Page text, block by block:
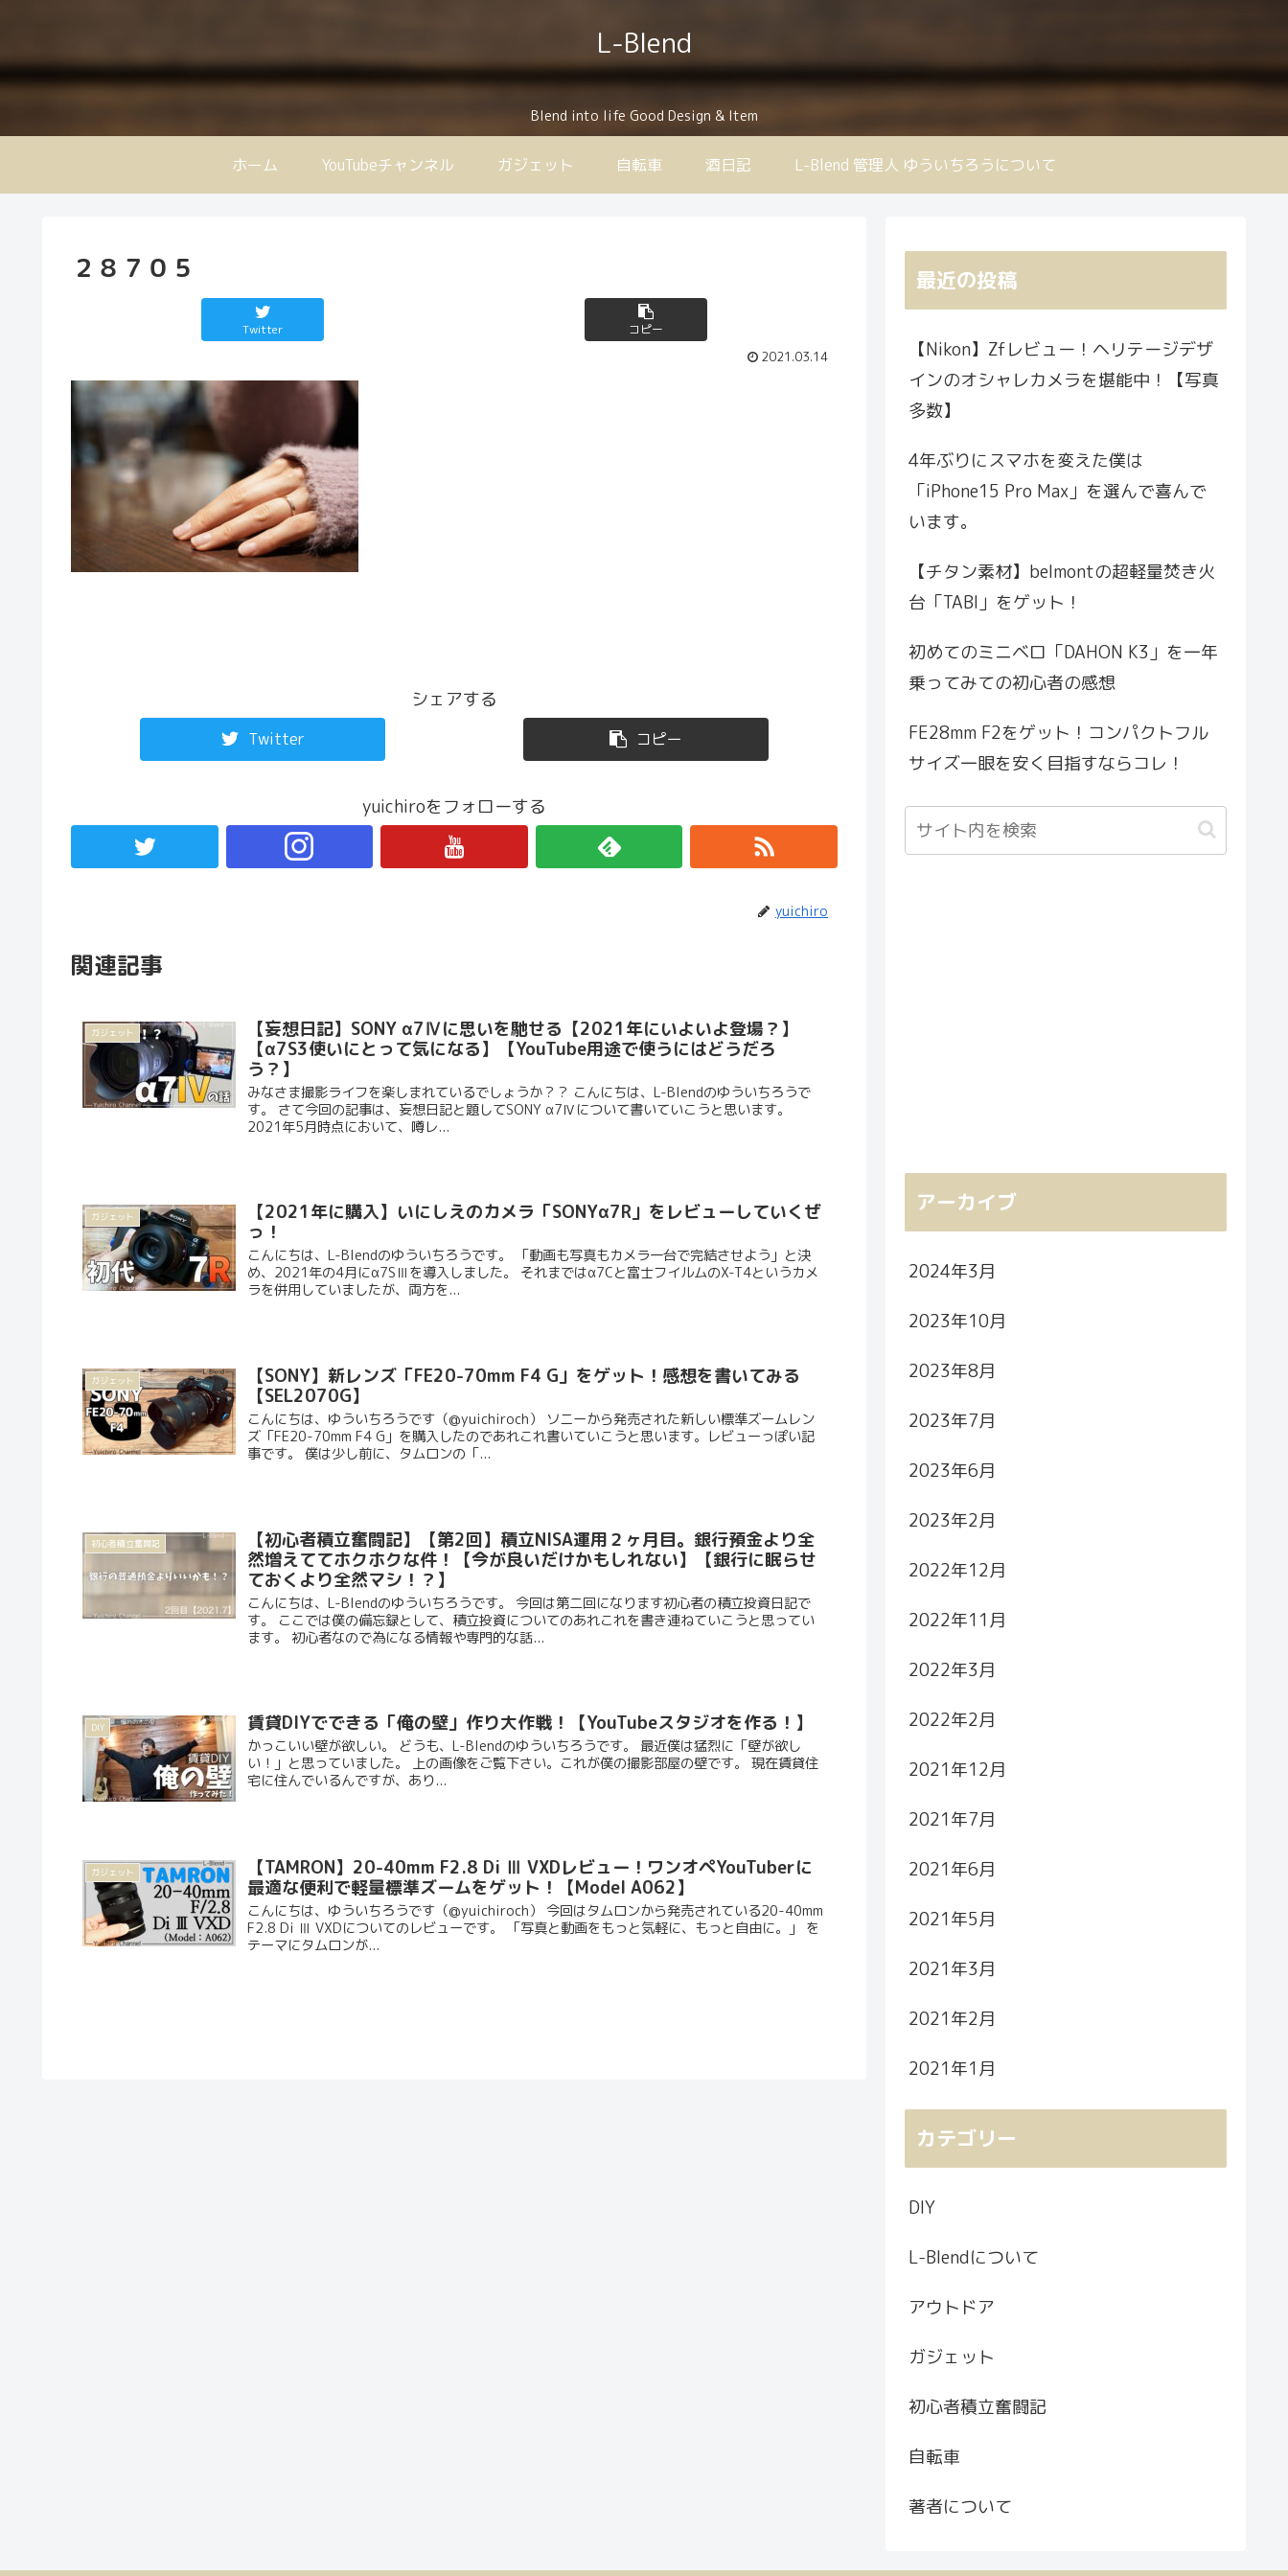
L-Blend
Blend into life Good Design & Item
ホーム YouTubeチャンネル ガジェット 自転車 酒日記 L-Blend 管理人 ゆういちろうについて
２８７０５
Twitter コピー
2021.03.14
シェアする
Twitter コピー
yuichiroをフォローする
yuichiro
関連記事
ガジェット
【妄想日記】SONY α7Ⅳに思いを馳せる【2021年にいよいよ登場？】
【α7S3使いにとって気になる】【YouTube用途で使うにはどうだろ
う？】
みなさま撮影ライフを楽しまれているでしょうか？？ こんにちは、L-Blendのゆういちろうで
す。 さて今回の記事は、妄想日記と題してSONY α7Ⅳについて書いていこうと思います。
2021年5月時点において、噂レ...
ガジェット
【2021年に購入】いにしえのカメラ「SONYα7R」をレビューしていくぜ
っ！
こんにちは、L-Blendのゆういちろうです。 「動画も写真もカメラ一台で完結させよう」と決
め、2021年の4月にα7SⅢを導入しました。 それまではα7Cと富士フイルムのX-T4というカメ
ラを併用していましたが、両方を...
ガジェット
【SONY】新レンズ「FE20-70mm F4 G」をゲット！感想を書いてみる
【SEL2070G】
こんにちは、ゆういちろうです（@yuichiroch） ソニーから発売された新しい標準ズームレン
ズ「FE20-70mm F4 G」を購入したのであれこれ書いていこうと思います。レビューっぽい記
事です。 僕は少し前に、タムロンの「...
初心者積立奮闘記
【初心者積立奮闘記】【第2回】積立NISA運用２ヶ月目。銀行預金より全
然増えててホクホクな件！【今が良いだけかもしれない】【銀行に眠らせ
ておくより全然マシ！？】
こんにちは、L-Blendのゆういちろうです。 今回は第二回になります初心者の積立投資日記で
す。 ここでは僕の備忘録として、積立投資についてのあれこれを書き連ねていこうと思ってい
ます。 初心者なので為になる情報や専門的な話...
DIY 賃貸DIYでできる「俺の壁」作り大作戦！【YouTubeスタジオを作る！】
かっこいい壁が欲しい。 どうも、L-Blendのゆういちろうです。 最近僕は猛烈に「壁が欲し
い！」と思っていました。 上の画像をご覧下さい。これが僕の撮影部屋の壁です。 現在賃貸住
宅に住んでいるんですが、あり...
ガジェット
【TAMRON】20-40mm F2.8 Di Ⅲ VXDレビュー！ワンオペYouTuberに
最適な便利で軽量標準ズームをゲット！【Model A062】
こんにちは、ゆういちろうです（@yuichiroch） 今回はタムロンから発売されている20-40mm
F2.8 Di Ⅲ VXDについてのレビューです。 「写真と動画をもっと気軽に、もっと自由に。」 を
テーマにタムロンが...
最近の投稿
【Nikon】Zfレビュー！ヘリテージデザ
インのオシャレカメラを堪能中！【写真
多数】
4年ぶりにスマホを変えた僕は
「iPhone15 Pro Max」を選んで喜んで
います。
【チタン素材】belmontの超軽量焚き火
台「TABI」をゲット！
初めてのミニベロ「DAHON K3」を一年
乗ってみての初心者の感想
FE28mm F2をゲット！コンパクトフル
サイズ一眼を安く目指すならコレ！
アーカイブ
2024年3月
2023年10月
2023年8月
2023年7月
2023年6月
2023年2月
2022年12月
2022年11月
2022年3月
2022年2月
2021年12月
2021年7月
2021年6月
2021年5月
2021年3月
2021年2月
2021年1月
カテゴリー
DIY
L-Blendについて
アウトドア
ガジェット
初心者積立奮闘記
自転車
著者について